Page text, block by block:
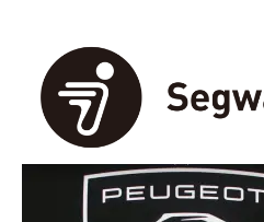
Bedrijfgegevens
Werkplaats
Openingstijden pts-veghel
RDW ERKEND